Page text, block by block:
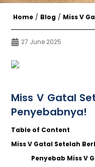
Home / Blog / Miss V
27 June 2025
Miss V Gatal
Penyebabnya!
Table of Content
Miss V Gatal Setelah
Penyebab Miss V